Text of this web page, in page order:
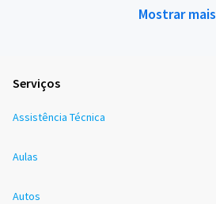
Mostrar mais
Serviços
Assistência Técnica
Aulas
Autos